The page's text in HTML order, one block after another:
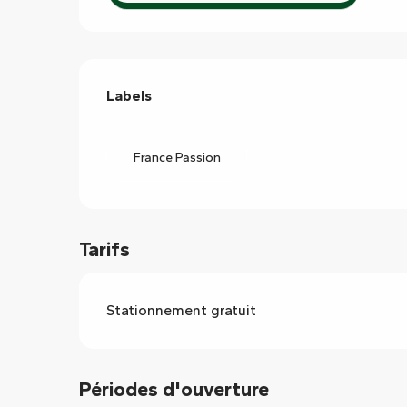
Offres de prestations
Labels
Labels
France Passion
Tarifs
Stationnement gratuit
Périodes d'ouverture